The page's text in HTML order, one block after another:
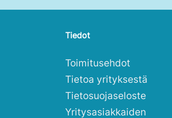
Tiedot
Toimitusehdot
Tietoa yrityksestä
Tietosuojaseloste
Yritysasiakkaiden